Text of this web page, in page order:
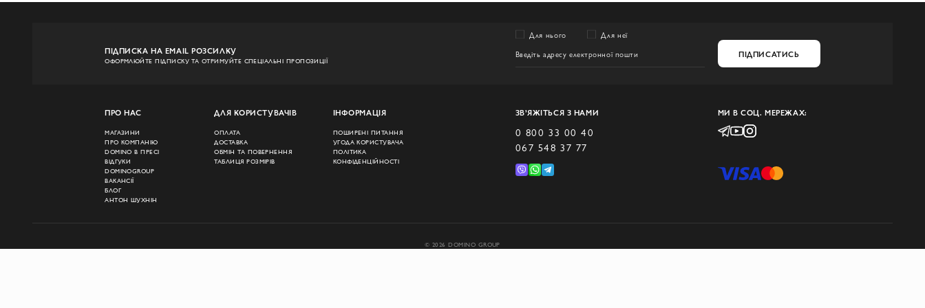
ПІДПИСКА НА EMAIL РОЗСИЛКУ
ОФОРМЛЮЙТЕ ПІДПИСКУ ТА ОТРИМУЙТЕ СПЕЦІАЛЬНІ ПРОПОЗИЦІЇ
Для нього
Для неї
ПІДПИСАТИСЬ
ПРО НАС
МАГАЗИНИ
ПРО КОМПАНІЮ
DOMINO В ПРЕСІ
ВІДГУКИ
DOMINOGROUP
ВАКАНСІЇ
БЛОГ
АНТОН ШУХНІН
ДЛЯ КОРИСТУВАЧІВ
ОПЛАТА
ДОСТАВКА
ОБМІН ТА ПОВЕРНЕННЯ
ТАБЛИЦЯ РОЗМІРІВ
ІНФОРМАЦІЯ
ПОШИРЕНІ ПИТАННЯ
УГОДА КОРИСТУВАЧА
ПОЛІТИКА
КОНФІДЕНЦІЙНОСТІ
ЗВ’ЯЖІТЬСЯ З НАМИ
0 800 33 00 40
067 548 37 77
МИ В СОЦ. МЕРЕЖАХ:
© 2026 DOMINO GROUP